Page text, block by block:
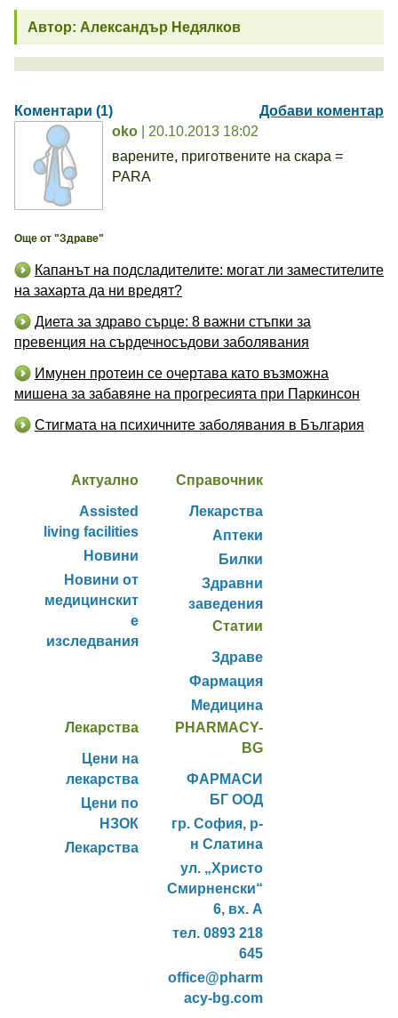
Автор: Александър Недялков
Коментари (1)
Добави коментар
oko | 20.10.2013 18:02
варените, приготвените на скара =
PARA
Още от "Здраве"
Капанът на подсладителите: могат ли заместителите
на захарта да ни вредят?
Диета за здраво сърце: 8 важни стъпки за
превенция на сърдечносъдови заболявания
Имунен протеин се очертава като възможна
мишена за забавяне на прогресията при Паркинсон
Стигмата на психичните заболявания в България
Актуално
Assisted
living facilities
Новини
Новини от
медицинскит
е
изследвания
Справочник
Лекарства
Аптеки
Билки
Здравни
заведения
Статии
Здраве
Фармация
Медицина
Лекарства
Цени на
лекарства
Цени по
НЗОК
Лекарства
PHARMACY-
BG
ФАРМАСИ
БГ ООД
гр. София, р-
н Слатина
ул. „Христо
Смирненски“
6, вх. А
тел. 0893 218
645
office@pharm
acy-bg.com